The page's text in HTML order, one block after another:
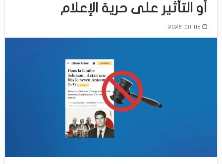
أو التأثير على حرية الإعلام
2026-08-05